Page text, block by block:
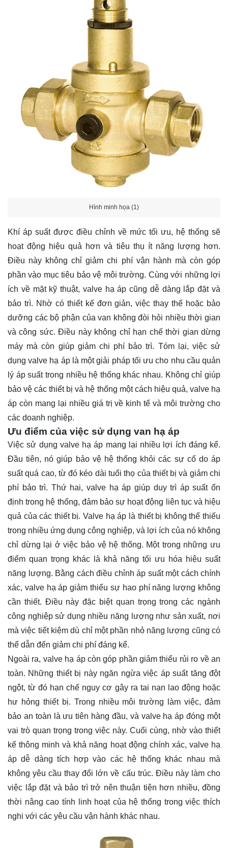
Hình minh họa (1)
Khí áp suất được điều chỉnh về mức tối ưu, hệ thống sẽ
hoạt động hiệu quả hơn và tiêu thụ ít năng lượng hơn.
Điều này không chỉ giảm chi phí vận hành mà còn góp
phần vào mục tiêu bảo vệ môi trường. Cùng với những lợi
ích về mặt kỹ thuật, valve hạ áp cũng dễ dàng lắp đặt và
bảo trì. Nhờ có thiết kế đơn giản, việc thay thế hoặc bảo
dưỡng các bộ phận của van không đòi hỏi nhiều thời gian
và công sức. Điều này không chỉ hạn chế thời gian dừng
máy mà còn giúp giảm chi phí bảo trì. Tóm lại, việc sử
dụng valve hạ áp là một giải pháp tối ưu cho nhu cầu quản
lý áp suất trong nhiều hệ thống khác nhau. Không chỉ giúp
bảo vệ các thiết bị và hệ thống một cách hiệu quả, valve hạ
áp còn mang lại nhiều giá trị về kinh tế và môi trường cho
các doanh nghiệp.
Ưu điểm của việc sử dụng van hạ áp
Việc sử dụng valve hạ áp mang lại nhiều lợi ích đáng kể.
Đầu tiên, nó giúp bảo vệ hệ thống khỏi các sự cố do áp
suất quá cao, từ đó kéo dài tuổi thọ của thiết bị và giảm chi
phí bảo trì. Thứ hai, valve hạ áp giúp duy trì áp suất ổn
định trong hệ thống, đảm bảo sự hoạt động liên tục và hiệu
quả của các thiết bị. Valve hạ áp là thiết bị không thể thiếu
trong nhiều ứng dụng công nghiệp, và lợi ích của nó không
chỉ dừng lại ở việc bảo vệ hệ thống. Một trong những ưu
điểm quan trọng khác là khả năng tối ưu hóa hiệu suất
năng lượng. Bằng cách điều chỉnh áp suất một cách chính
xác, valve hạ áp giảm thiểu sự hao phí năng lượng không
cần thiết. Điều này đặc biệt quan trọng trong các ngành
công nghiệp sử dụng nhiều năng lượng như sản xuất, nơi
mà việc tiết kiệm dù chỉ một phần nhỏ năng lượng cũng có
thể dẫn đến giảm chi phí đáng kể.
Ngoài ra, valve hạ áp còn góp phần giảm thiểu rủi ro về an
toàn. Những thiết bị này ngăn ngừa việc áp suất tăng đột
ngột, từ đó hạn chế nguy cơ gây ra tai nạn lao động hoặc
hư hỏng thiết bị. Trong nhiều môi trường làm việc, đảm
bảo an toàn là ưu tiên hàng đầu, và valve hạ áp đóng một
vai trò quan trọng trong việc này. Cuối cùng, nhờ vào thiết
kế thông minh và khả năng hoạt động chính xác, valve hạ
áp dễ dàng tích hợp vào các hệ thống khác nhau mà
không yêu cầu thay đổi lớn về cấu trúc. Điều này làm cho
việc lắp đặt và bảo trì trở nên thuận tiện hơn nhiều, đồng
thời nâng cao tính linh hoạt của hệ thống trong việc thích
nghi với các yêu cầu vận hành khác nhau.